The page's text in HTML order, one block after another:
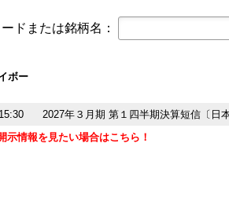
日本精密(7771)
今すぐ登録
令和９年３月期 第１四半期決算短信
白銅(7637)
今すぐ登録
業績予想および配当予想の修正に関する
ドまたは銘柄名：
ボー
2027年３月期 第１四半期決算短信〔日
示情報を見たい場合はこちら！